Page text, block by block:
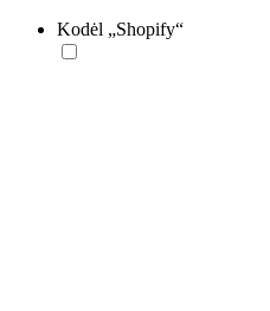
Kodėl „Shopify“